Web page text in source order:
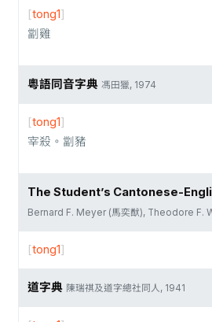
[tong1]
劏雞
粵語同音字典 馮田獵, 1974
[tong1]
宰殺。劏豬
The Student’s Cantonese-
Bernard F. Meyer (馬奕猷), Theodore F.
[tong1]
道字典 陳瑞祺及道字總社同人, 1941